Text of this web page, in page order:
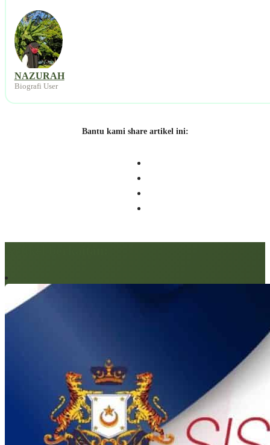
NAZURAH
Biografi User
Bantu kami share artikel ini: